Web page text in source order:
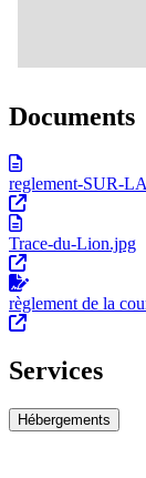
Documents
reglement-SUR-
Trace-du-Lion.jpg
règlement de la
Services
Hébergements